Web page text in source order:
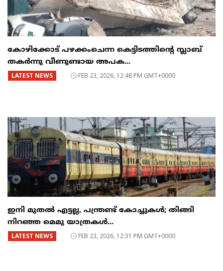
കോഴിക്കോട് പഴക്കംചെന്ന കെട്ടിടത്തിന്റെ സ്ലാബ്
തകർന്നു വീണുണ്ടായ അപക...
LATEST NEWS FEB 23, 2026, 12:48 PM GMT+0000
ഇനി മുതൽ എട്ടല്ല, പന്ത്രണ്ട് കോച്ചുകള്‍; തിങ്ങി
നിറഞ്ഞ മെമു യാത്രകൾ...
LATEST NEWS FEB 23, 2026, 12:31 PM GMT+0000